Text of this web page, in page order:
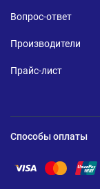
Вопрос-ответ
Производители
Прайс-лист
Способы оплаты
Помощь поПомощь